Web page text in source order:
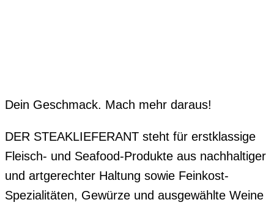
Dein Geschmack. Mach mehr daraus!
DER STEAKLIEFERANT steht für erstklassige
Fleisch- und Seafood-Produkte aus nachhaltiger
und artgerechter Haltung sowie Feinkost-
Spezialitäten, Gewürze und ausgewählte Weine